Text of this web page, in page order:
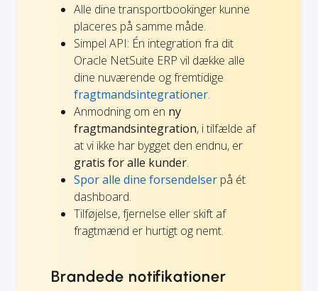
Alle dine transportbookinger kunne
placeres på samme måde.
Simpel API: Én integration fra dit
Oracle NetSuite ERP vil dække alle
dine nuværende og fremtidige
fragtmandsintegrationer.
Anmodning om en ny
fragtmandsintegration, i tilfælde af
at vi ikke har bygget den endnu, er
gratis for alle kunder.
Spor alle dine forsendelser på ét
dashboard.
Tilføjelse, fjernelse eller skift af
fragtmænd er hurtigt og nemt.
Brandede notifikationer